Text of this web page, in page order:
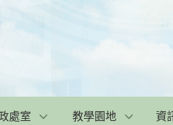
處室 教學園地 資